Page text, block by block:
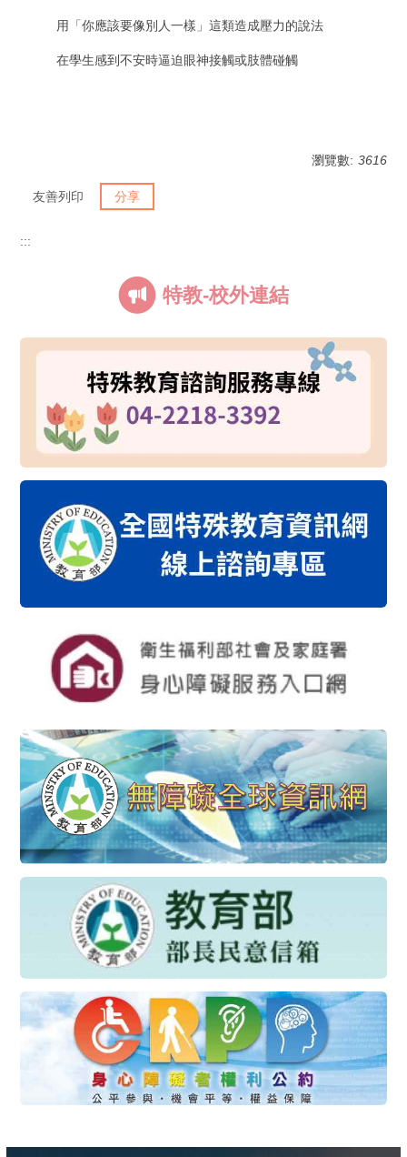
用「你應該要像別人一樣」這類造成壓力的說法
在學生感到不安時逼迫眼神接觸或肢體碰觸
瀏覽數: 3616
友善列印 分享
:::
特教-校外連結